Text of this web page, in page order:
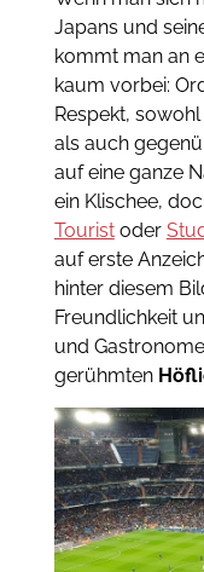
Japans und
kommt man an
kaum vorbei:
Respekt,
als auch
auf eine ganze
ein Klischee,
Touristoder
auf erste
hinter diesem
Freundlichkeit
und
gerühmten